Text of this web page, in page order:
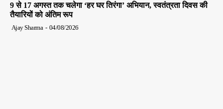
9 से 17 अगस्त तक चलेगा ‘हर घर तिरंगा’ अभियान, स्वतंत्रता दिवस की
तैयारियों को अंतिम रूप
Ajay Sharma - 04/08/2026